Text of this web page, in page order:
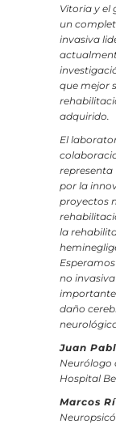
Vitoria y el
un
invasiva
que mejor
adquirido.
El
representa
por la
proyectos
la
no
importante
daño
Juan
Neurólogo
Hospital
Marcos